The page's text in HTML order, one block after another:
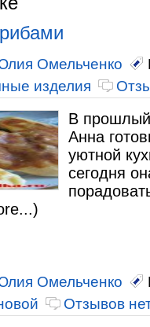
Омельченко
изделия
В
Анна
уютной
сегодня
Омельченко
Отзывов